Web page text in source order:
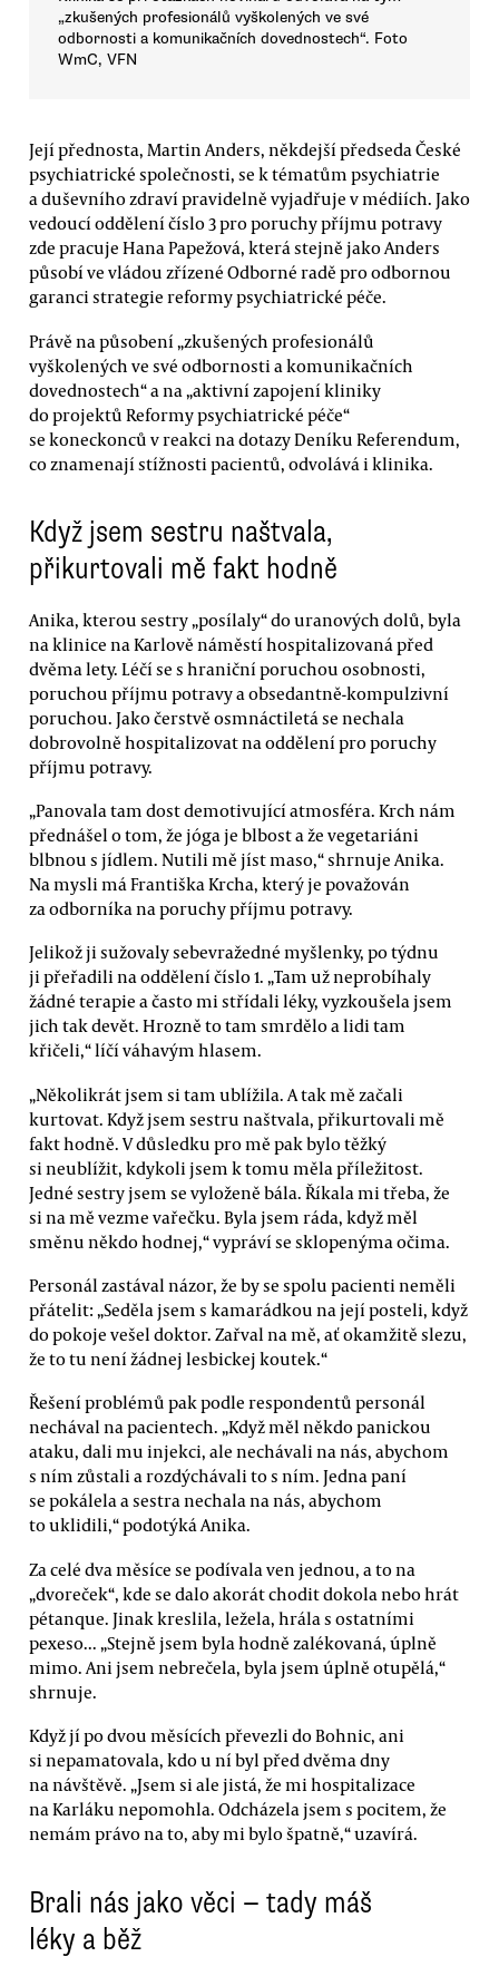
„zkušených profesionálů vyškolených ve své
odbornosti a komunikačních dovednostech“. Foto
WmC, VFN
Její přednosta, Martin Anders, někdejší předseda České
psychiatrické společnosti, se k tématům psychiatrie
a duševního zdraví pravidelně vyjadřuje v médiích. Jako
vedoucí oddělení číslo 3 pro poruchy příjmu potravy
zde pracuje Hana Papežová, která stejně jako Anders
působí ve vládou zřízené Odborné radě pro odbornou
garanci strategie reformy psychiatrické péče.
Právě na působení „zkušených profesionálů
vyškolených ve své odbornosti a komunikačních
dovednostech“ a na „aktivní zapojení kliniky
do projektů Reformy psychiatrické péče“
se koneckonců v reakci na dotazy Deníku Referendum,
co znamenají stížnosti pacientů, odvolává i klinika.
Když jsem sestru naštvala,
přikurtovali mě fakt hodně
Anika, kterou sestry „posílaly“ do uranových dolů, byla
na klinice na Karlově náměstí hospitalizovaná před
dvěma lety. Léčí se s hraniční poruchou osobnosti,
poruchou příjmu potravy a obsedantně-kompulzivní
poruchou. Jako čerstvě osmnáctiletá se nechala
dobrovolně hospitalizovat na oddělení pro poruchy
příjmu potravy.
„Panovala tam dost demotivující atmosféra. Krch nám
přednášel o tom, že jóga je blbost a že vegetariáni
blbnou s jídlem. Nutili mě jíst maso,“ shrnuje Anika.
Na mysli má Františka Krcha, který je považován
za odborníka na poruchy příjmu potravy.
Jelikož ji sužovaly sebevražedné myšlenky, po týdnu
ji přeřadili na oddělení číslo 1. „Tam už neprobíhaly
žádné terapie a často mi střídali léky, vyzkoušela jsem
jich tak devět. Hrozně to tam smrdělo a lidi tam
křičeli,“ líčí váhavým hlasem.
„Několikrát jsem si tam ublížila. A tak mě začali
kurtovat. Když jsem sestru naštvala, přikurtovali mě
fakt hodně. V důsledku pro mě pak bylo těžký
si neublížit, kdykoli jsem k tomu měla příležitost.
Jedné sestry jsem se vyloženě bála. Říkala mi třeba, že
si na mě vezme vařečku. Byla jsem ráda, když měl
směnu někdo hodnej,“ vypráví se sklopenýma očima.
Personál zastával názor, že by se spolu pacienti neměli
přátelit: „Seděla jsem s kamarádkou na její posteli, když
do pokoje vešel doktor. Zařval na mě, ať okamžitě slezu,
že to tu není žádnej lesbickej koutek.“
Řešení problémů pak podle respondentů personál
nechával na pacientech. „Když měl někdo panickou
ataku, dali mu injekci, ale nechávali na nás, abychom
s ním zůstali a rozdýchávali to s ním. Jedna paní
se pokálela a sestra nechala na nás, abychom
to uklidili,“ podotýká Anika.
Za celé dva měsíce se podívala ven jednou, a to na
„dvoreček“, kde se dalo akorát chodit dokola nebo hrát
pétanque. Jinak kreslila, ležela, hrála s ostatními
pexeso... „Stejně jsem byla hodně zalékovaná, úplně
mimo. Ani jsem nebrečela, byla jsem úplně otupělá,“
shrnuje.
Když jí po dvou měsících převezli do Bohnic, ani
si nepamatovala, kdo u ní byl před dvěma dny
na návštěvě. „Jsem si ale jistá, že mi hospitalizace
na Karláku nepomohla. Odcházela jsem s pocitem, že
nemám právo na to, aby mi bylo špatně,“ uzavírá.
Brali nás jako věci — tady máš
léky a běž